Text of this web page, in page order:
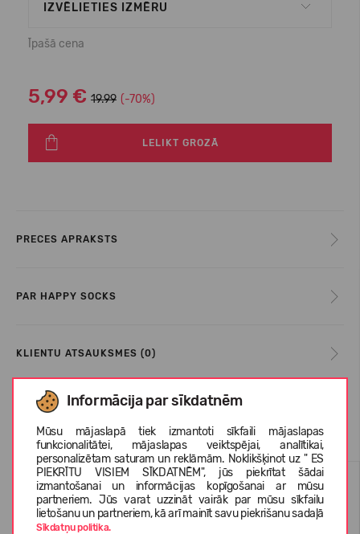
Informācija par sīkdatnēm
Mūsu mājaslapā tiek izmantoti sīkfaili mājaslapas
funkcionalitātei, mājaslapas veiktspējai, analītikai,
personalizētam saturam un reklāmām. Noklikšķinot uz " ES
PIEKRĪTU VISIEM SĪKDATNĒM", jūs piekrītat šādai
izmantošanai un informācijas kopīgošanai ar mūsu
partneriem. Jūs varat uzzināt vairāk par mūsu sīkfailu
lietošanu un partneriem, kā arī mainīt savu piekrišanu sadaļā
Sīkdatņu politika.
IZVĒLIETIES IZMĒRU
Īpašā cena
5,99 € 19.99 (-70%)
LELIKT GROZĀ
PRECES APRAKSTS
PAR HAPPY SOCKS
KLIENTU ATSAUKSMES (0)
Līdzīgas preces
-70% -71%